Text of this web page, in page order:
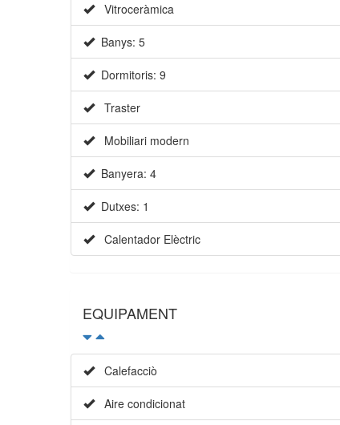
Vitroceràmica
Banys: 5
Dormitoris: 9
Traster
Mobiliari modern
Banyera: 4
Dutxes: 1
Calentador Elèctric
EQUIPAMENT
Calefacciò
Aire condicionat